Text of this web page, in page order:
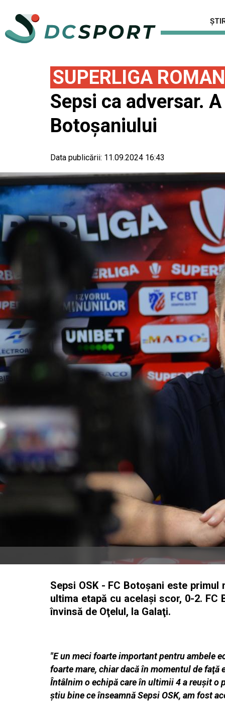
SUPERLIGA
Sepsi ca adversar.
Botoşaniului
Data publicării: 11.09.2024 16:43
Sepsi OSK - FC Botoşani este
ultima etapă cu acelaşi scor, 0-2.
învinsă de Oţelul, la Galaţi.
"E un meci foarte important pentru ambele
foarte mare, chiar dacă în momentul de
Întâlnim o echipă care în ultimii 4 a reuşit o
ştiu bine ce înseamnă Sepsi OSK, am fost